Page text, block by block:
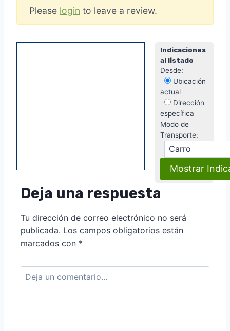
Please login to leave a review.
Indicaciones
al listado
Desde:
Ubicación
actual
Dirección
específica
Modo de
Transporte:
Deja una respuesta
Tu dirección de correo electrónico no será
publicada. Los campos obligatorios están
marcados con *